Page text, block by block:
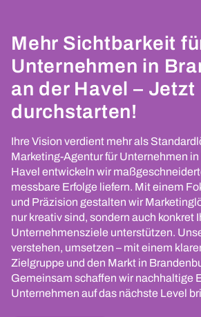
Mehr Sichtbarkeit
Unternehmen in
an der Havel – Jetzt
durchstarten!
Ihre Vision verdient mehr als
Marketing-Agentur für Unternehmen
Havel entwickeln wir
messbare Erfolge liefern. Mit einem
und Präzision gestalten wir
nur kreativ sind, sondern auch konkret
Unternehmensziele unterstützen.
verstehen, umsetzen – mit einem
Zielgruppe und den Markt in
Gemeinsam schaffen wir nachhaltige
Unternehmen auf das nächste Level